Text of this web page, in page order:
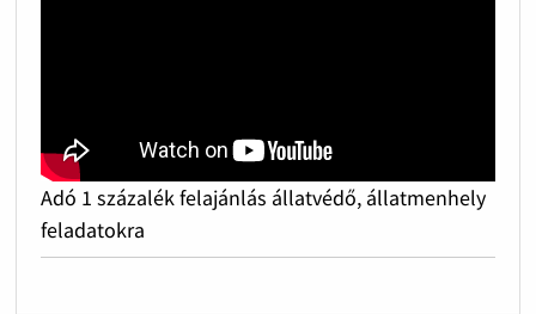
Adó 1 százalék felajánlás állatvédő, állatmenhely
feladatokra